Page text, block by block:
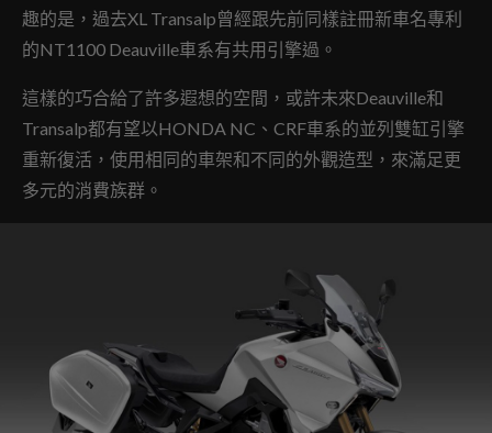
趣的是，過去XL Transalp曾經跟先前同樣註冊新車名專利
的NT1100 Deauville車系有共用引擎過。
這樣的巧合給了許多遐想的空間，或許未來Deauville和
Transalp都有望以HONDA NC、CRF車系的並列雙缸引擎
重新復活，使用相同的車架和不同的外觀造型，來滿足更
多元的消費族群。